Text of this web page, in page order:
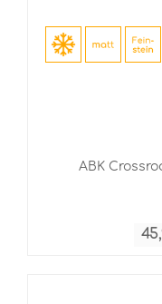
ABK